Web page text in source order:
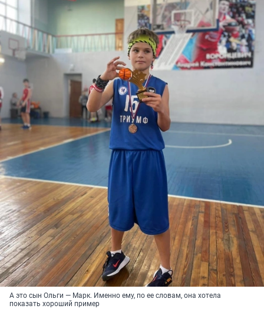
А это сын Ольги — Марк. Именно ему, по ее словам, она хотела
показать хороший пример